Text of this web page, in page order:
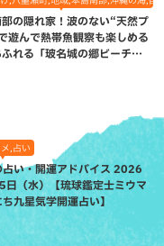
部の隠れ家！波のない“天然プ
遊んで熱帯魚観察も楽しめる
れる「玻名城の郷ビーチ」
,占い
占い・開運アドバイス 2026
日（水）【琉球鑑定士ミウマ
ち九星気学開運占い】